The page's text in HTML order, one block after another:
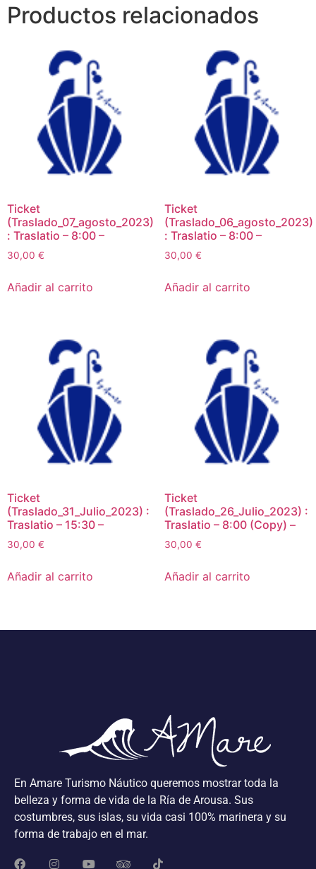
Productos relacionados
Ticket
(Traslado_07_agosto_2023)
: Traslatio – 8:00 –
30,00 €
Añadir al carrito
Ticket
(Traslado_06_agosto_2023)
: Traslatio – 8:00 –
30,00 €
Añadir al carrito
Ticket
(Traslado_31_Julio_2023) :
Traslatio – 15:30 –
30,00 €
Añadir al carrito
Ticket
(Traslado_26_Julio_2023) :
Traslatio – 8:00 (Copy) –
30,00 €
Añadir al carrito
En Amare Turismo Náutico queremos mostrar toda la
belleza y forma de vida de la Ría de Arousa. Sus
costumbres, sus islas, su vida casi 100% marinera y su
forma de trabajo en el mar.